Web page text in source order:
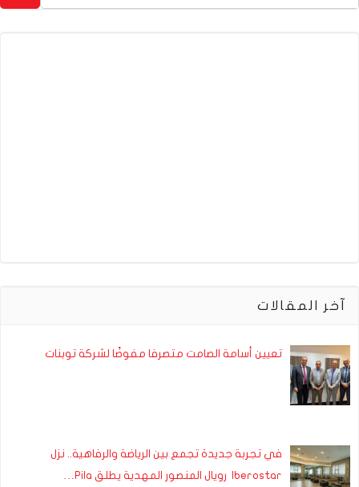
آخر المقالات
تعيين أسامة الصامت متصرفا مفوضًا لشركة توبنات
في تجربة جديدة تجمع بين الرياضة والرفاهية.. نزل
Iberostar رويال المنصور المهدية يطلق Pila…